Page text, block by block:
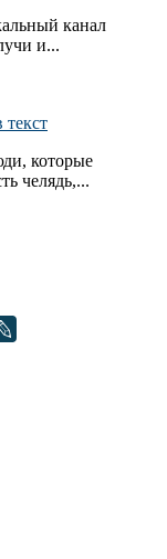
канал
и...
текст
которые
челядь,...